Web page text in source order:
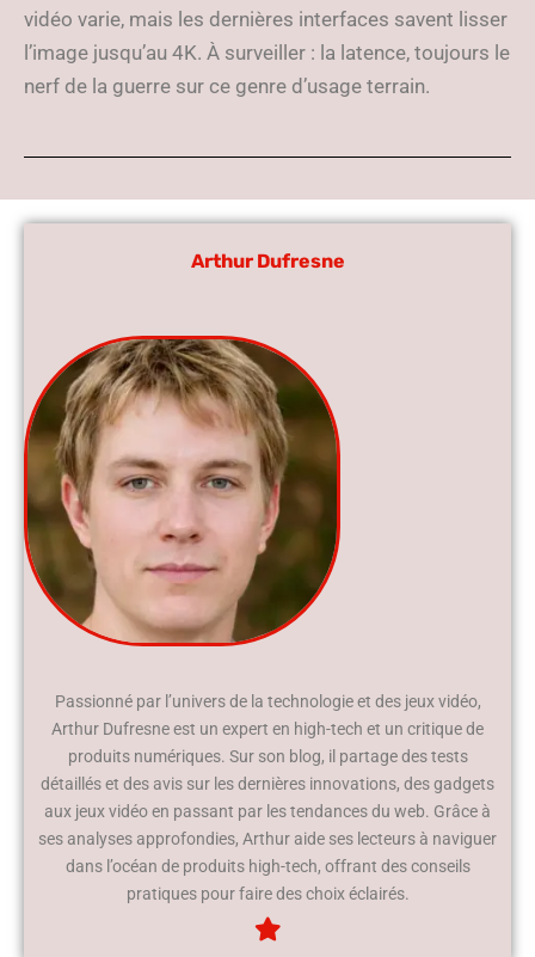
vidéo varie, mais les dernières interfaces savent lisser
l’image jusqu’au 4K. À surveiller : la latence, toujours le
nerf de la guerre sur ce genre d’usage terrain.
Arthur Dufresne
Passionné par l’univers de la technologie et des jeux vidéo,
Arthur Dufresne est un expert en high-tech et un critique de
produits numériques. Sur son blog, il partage des tests
détaillés et des avis sur les dernières innovations, des gadgets
aux jeux vidéo en passant par les tendances du web. Grâce à
ses analyses approfondies, Arthur aide ses lecteurs à naviguer
dans l’océan de produits high-tech, offrant des conseils
pratiques pour faire des choix éclairés.